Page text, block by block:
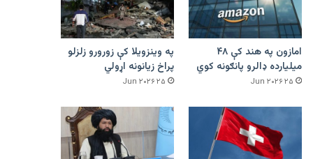
امازون په هند کې ۴۸
میلیارده ډالرو پانګونه کوي
۲۵ Jun ۲۰۲۶
په وینزویلا کې زورورو زلزلو
پراخ زیانونه اړولي
۲۵ Jun ۲۰۲۶